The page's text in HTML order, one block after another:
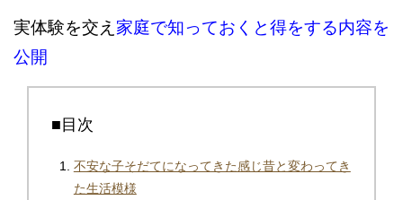
実体験を交え 家庭で知っておくと得をする内容を
公開
■目次
不安な子そだてになってきた感じ昔と変わってき
た生活模様